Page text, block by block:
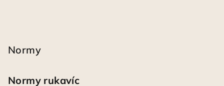
Normy
Normy rukavíc